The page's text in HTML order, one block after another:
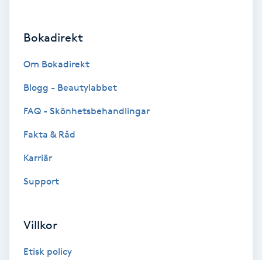
Hårbottenbehandling
Hårförlängning
Hälsa
Bokadirekt
Om Bokadirekt
Blogg - Beautylabbet
FAQ - Skönhetsbehandlingar
Fakta & Råd
Karriär
Support
Villkor
Etisk policy